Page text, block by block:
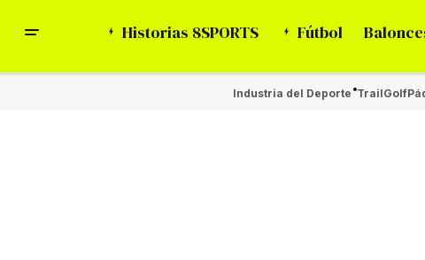
Historias 8SPORTS Fútbol
Industria del Deporte TrailGolf